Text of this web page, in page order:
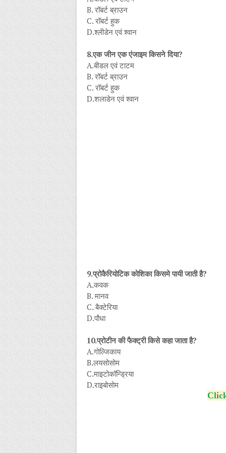
B. रॉबर्ट ब्राउन
C. रॉबर्ट हुक
D.श्लीडेन एवं श्वान
8.एक जीन एक एंजाइम किसने दिया?
A.बीडल एवं टाटम
B. रॉबर्ट ब्राउन
C. रॉबर्ट हुक
D.शलाडेन एवं श्वान
9.प्रोकैरियोटिक कोशिका किसमे पायी जाती है?
A.कवक
B. मानव
C. बैक्टेरिया
D.पौधा
10.प्रोटीन की फैक्ट्री किसे कहा जाता है?
A.गोल्जिकाय
B.लयसोसोम
C.माइटोकॉन्ड्रिया
D.राइबोसोम